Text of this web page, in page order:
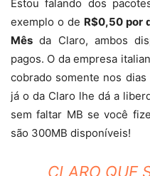
Estou falando dos
exemplo o de R$0,50 por
Mês da Claro, ambos
pagos. O da empresa
cobrado somente nos
já o da Claro lhe dá a
sem faltar MB se você
são 300MB disponíveis!
CLARO QUE